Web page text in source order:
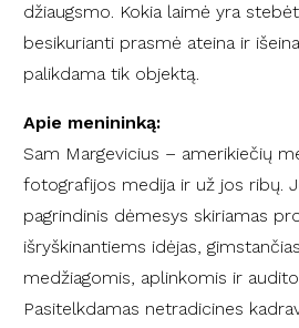
džiaugsmo. Kokia laimė yra
besikurianti prasmė ateina ir
palikdama tik objektą.
Apie menininką:
Sam Margevicius – amerikiečių
fotografijos medija ir už jos ribų.
pagrindinis dėmesys skiriamas
išryškinantiems idėjas,
medžiagomis, aplinkomis ir
Pasitelkdamas netradicines